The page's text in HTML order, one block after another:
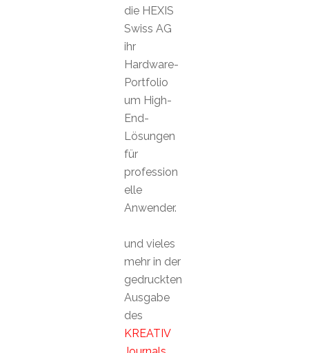
die HEXIS
Swiss AG
ihr
Hardware-
Portfolio
um High-
End-
Lösungen
für
profession
elle
Anwender.
und vieles
mehr in der
gedruckten
Ausgabe
des
KREATIV